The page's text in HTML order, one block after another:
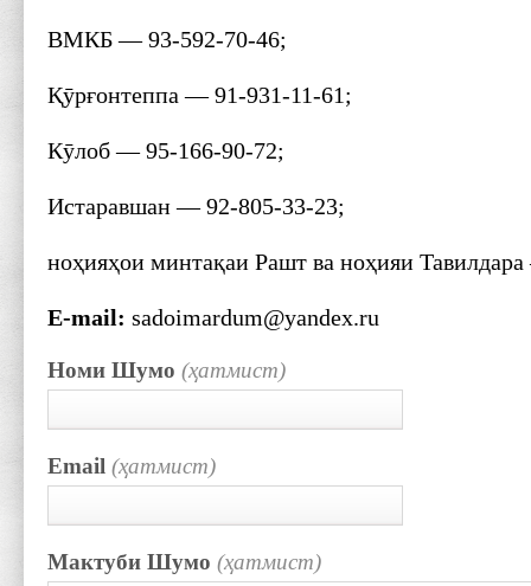
ВМКБ — 93-592-70-46;
Қӯрғонтеппа — 91-931-11-61;
Кӯлоб — 95-166-90-72;
Истаравшан — 92-805-33-23;
ноҳияҳои минтақаи Рашт ва ноҳияи
E-mail: sadoimardum@yandex.ru
Номи Шумо (ҳатмист)
Email (ҳатмист)
Мактуби Шумо (ҳатмист)